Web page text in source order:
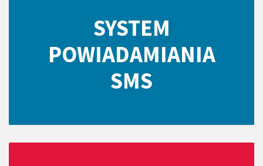
SYSTEM
POWIADAMIANIA
SMS